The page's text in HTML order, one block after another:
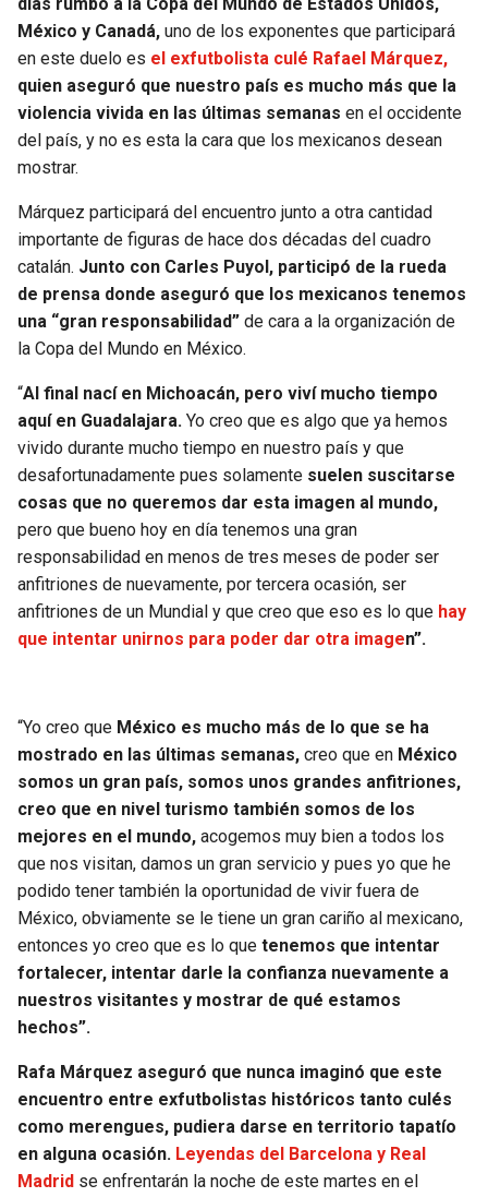
días rumbo a la Copa del Mundo de Estados Unidos,
México y Canadá, uno de los exponentes que participará
en este duelo es el exfutbolista culé Rafael Márquez,
quien aseguró que nuestro país es mucho más que la
violencia vivida en las últimas semanas en el occidente
del país, y no es esta la cara que los mexicanos desean
mostrar.
Márquez participará del encuentro junto a otra cantidad
importante de figuras de hace dos décadas del cuadro
catalán. Junto con Carles Puyol, participó de la rueda
de prensa donde aseguró que los mexicanos tenemos
una “gran responsabilidad” de cara a la organización de
la Copa del Mundo en México.
“Al final nací en Michoacán, pero viví mucho tiempo
aquí en Guadalajara. Yo creo que es algo que ya hemos
vivido durante mucho tiempo en nuestro país y que
desafortunadamente pues solamente suelen suscitarse
cosas que no queremos dar esta imagen al mundo,
pero que bueno hoy en día tenemos una gran
responsabilidad en menos de tres meses de poder ser
anfitriones de nuevamente, por tercera ocasión, ser
anfitriones de un Mundial y que creo que eso es lo que hay
que intentar unirnos para poder dar otra imagen”.
“Yo creo que México es mucho más de lo que se ha
mostrado en las últimas semanas, creo que en México
somos un gran país, somos unos grandes anfitriones,
creo que en nivel turismo también somos de los
mejores en el mundo, acogemos muy bien a todos los
que nos visitan, damos un gran servicio y pues yo que he
podido tener también la oportunidad de vivir fuera de
México, obviamente se le tiene un gran cariño al mexicano,
entonces yo creo que es lo que tenemos que intentar
fortalecer, intentar darle la confianza nuevamente a
nuestros visitantes y mostrar de qué estamos
hechos”.
Rafa Márquez aseguró que nunca imaginó que este
encuentro entre exfutbolistas históricos tanto culés
como merengues, pudiera darse en territorio tapatío
en alguna ocasión. Leyendas del Barcelona y Real
Madrid se enfrentarán la noche de este martes en el